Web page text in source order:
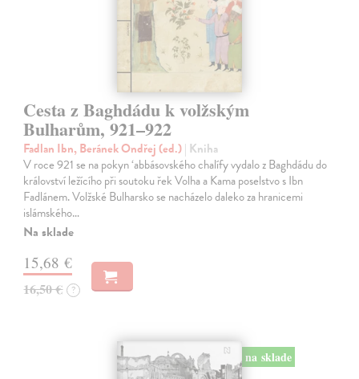
Cesta z Baghdádu k volžským
Bulharům, 921–922
Fadlan Ibn, Beránek Ondřej (ed.)| Kniha
V roce 921 se na pokyn ‘abbásovského chalífy vydalo z Baghdádu do
království ležícího při soutoku řek Volha a Kama poselstvo s Ibn
Fadlánem. Volžské Bulharsko se nacházelo daleko za hranicemi
islámského…
Na sklade
15,68 €
16,50 € ?
na sklade